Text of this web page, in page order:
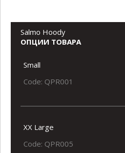
Salmo Hoody
ОПЦИИ ТОВАРА
Small
Code: QPR001
XX Large
Code: QPR005